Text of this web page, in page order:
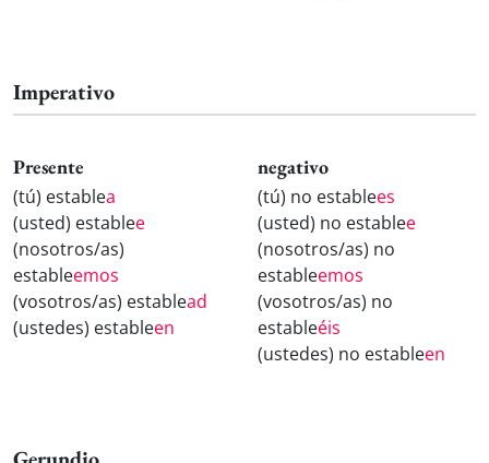
Imperativo
Presente
(tú) establea
(usted) establee
(nosotros/as)
estableemos
(vosotros/as) establead
(ustedes) estableen
negativo
(tú) no establees
(usted) no establee
(nosotros/as) no
estableemos
(vosotros/as) no
estableéis
(ustedes) no estableen